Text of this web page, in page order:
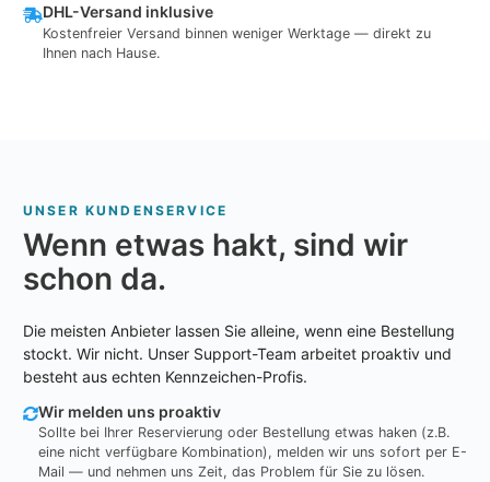
DHL-Versand inklusive
Kostenfreier Versand binnen weniger Werktage — direkt zu
Ihnen nach Hause.
UNSER KUNDENSERVICE
Wenn etwas hakt, sind wir
schon da.
Die meisten Anbieter lassen Sie alleine, wenn eine Bestellung
stockt. Wir nicht. Unser Support-Team arbeitet proaktiv und
besteht aus echten Kennzeichen-Profis.
Wir melden uns proaktiv
Sollte bei Ihrer Reservierung oder Bestellung etwas haken (z.B.
eine nicht verfügbare Kombination), melden wir uns sofort per E-
Mail — und nehmen uns Zeit, das Problem für Sie zu lösen.